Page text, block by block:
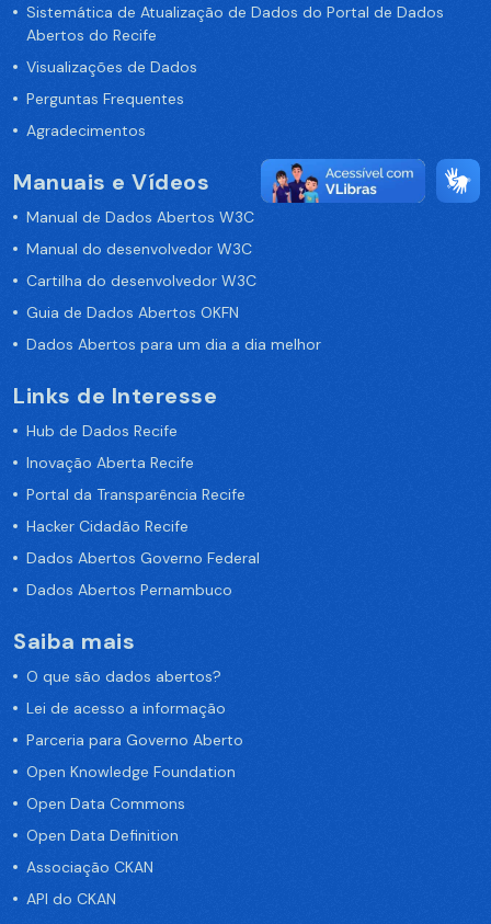
Sistemática de Atualização de Dados do Portal de Dados
Abertos do Recife
Visualizações de Dados
Perguntas Frequentes
Agradecimentos
Manuais e Vídeos
Manual de Dados Abertos W3C
Manual do desenvolvedor W3C
Cartilha do desenvolvedor W3C
Guia de Dados Abertos OKFN
Dados Abertos para um dia a dia melhor
Links de Interesse
Hub de Dados Recife
Inovação Aberta Recife
Portal da Transparência Recife
Hacker Cidadão Recife
Dados Abertos Governo Federal
Dados Abertos Pernambuco
Saiba mais
O que são dados abertos?
Lei de acesso a informação
Parceria para Governo Aberto
Open Knowledge Foundation
Open Data Commons
Open Data Definition
Associação CKAN
API do CKAN